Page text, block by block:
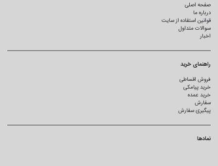
صفحه اصلی
درباره ما
قوانین استفاده از سایت
سوالات متداول
اخبار
راهنمای خرید
فروش اقساطی
خرید پیامکی
خرید عمده
سفارش
پیگیری سفارش
نمادها